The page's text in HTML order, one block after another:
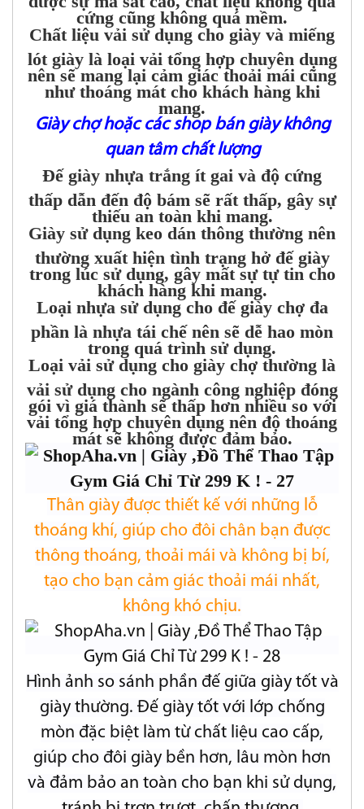
cứng cũng không quá mềm.
Chất liệu vải sử dụng cho giày và miếng
lót giày là loại vải tổng hợp chuyên dụng
nên sẽ mang lại cảm giác thoải mái cũng
như thoáng mát cho khách hàng khi
mang.
Giày chợ hoặc các shop bán giày không
quan tâm chất lượng
Đế giày nhựa trắng ít gai và độ cứng
thấp dẫn đến độ bám sẽ rất thấp, gây sự
thiếu an toàn khi mang.
Giày sử dụng keo dán thông thường nên
thường xuất hiện tình trạng hở đế giày
trong lúc sử dụng, gây mất sự tự tin cho
khách hàng khi mang.
Loại nhựa sử dụng cho đế giày chợ đa
phần là nhựa tái chế nên sẽ dễ hao mòn
trong quá trình sử dụng.
Loại vải sử dụng cho giày chợ thường là
vải sử dụng cho ngành công nghiệp đóng
gói vì giá thành sẽ thấp hơn nhiều so với
vải tổng hợp chuyên dụng nên độ thoáng
mát sẽ không được đảm bảo.
Thân giày được thiết kế với những lỗ
thoáng khí, giúp cho đôi chân bạn được
thông thoáng, thoải mái và không bị bí,
tạo cho bạn cảm giác thoải mái nhất,
không khó chịu.
Hình ảnh so sánh phần đế giữa giày tốt và
giày thường. Đế giày tốt với lớp chống
mòn đặc biệt làm từ chất liệu cao cấp,
giúp cho đôi giày bền hơn, lâu mòn hơn
và đảm bảo an toàn cho bạn khi sử dụng,